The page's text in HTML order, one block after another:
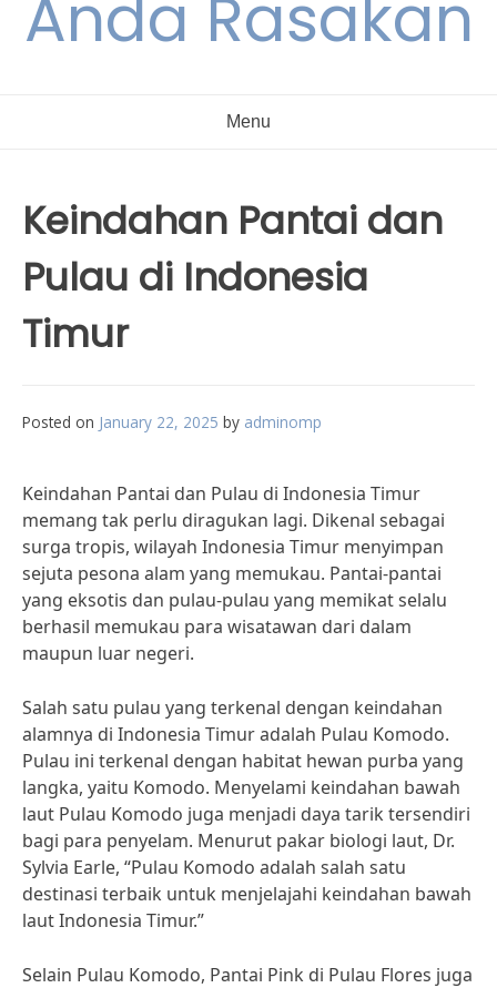
Anda Rasakan
Menu
Keindahan Pantai dan
Pulau di Indonesia
Timur
Posted on January 22, 2025 by adminomp
Keindahan Pantai dan Pulau di Indonesia Timur
memang tak perlu diragukan lagi. Dikenal sebagai
surga tropis, wilayah Indonesia Timur menyimpan
sejuta pesona alam yang memukau. Pantai-pantai
yang eksotis dan pulau-pulau yang memikat selalu
berhasil memukau para wisatawan dari dalam
maupun luar negeri.
Salah satu pulau yang terkenal dengan keindahan
alamnya di Indonesia Timur adalah Pulau Komodo.
Pulau ini terkenal dengan habitat hewan purba yang
langka, yaitu Komodo. Menyelami keindahan bawah
laut Pulau Komodo juga menjadi daya tarik tersendiri
bagi para penyelam. Menurut pakar biologi laut, Dr.
Sylvia Earle, “Pulau Komodo adalah salah satu
destinasi terbaik untuk menjelajahi keindahan bawah
laut Indonesia Timur.”
Selain Pulau Komodo, Pantai Pink di Pulau Flores juga